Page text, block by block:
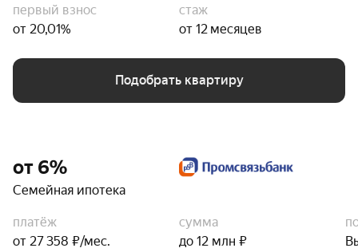
первый взнос
от 20,01%
стаж
от 12 месяцев
Подобрать квартиру
от 6%
Семейная ипотека
платёж
от 27 358 ₽/мес.
сумма
до 12 млн ₽